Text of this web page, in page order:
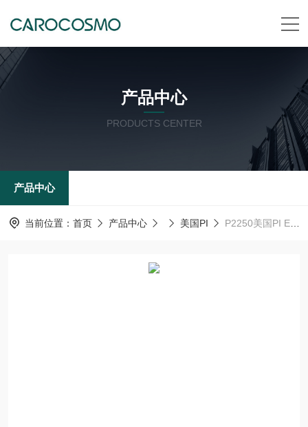
产品中心
PRODUCTS CENTER
产品中心
当前位置： 首页 产品中心 美国PI P2250美国PI EasyMount Ussing 腔室